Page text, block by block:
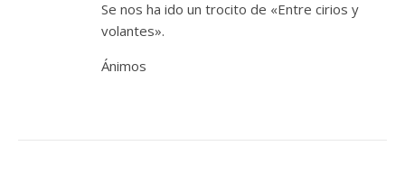
Se nos ha ido un trocito de «Entre cirios y
volantes».
Ánimos